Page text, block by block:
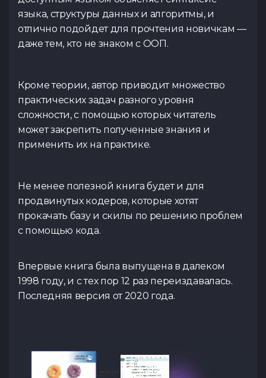
языка, структуры данных и алгоритмы, и
отлично подойдет для прочтения новичкам —
даже тем, кто не знаком с ООП.
Кроме теории, автор приводит множество
практических задач разного уровня
сложности, с помощью которых читатель
может закрепить полученные знания и
применить их на практике.
Не менее полезной книга будет и для
продвинутых кодеров, которые хотят
прокачать базу и скилы по решению проблем
с помощью кода.
Впервые книга была выпущена в далеком
1998 году, и с тех пор 12 раз переиздавалась.
Последняя версия от 2020 года.